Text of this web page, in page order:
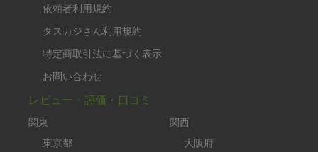
依頼者利用規約
タスカジさん利用規約
特定商取引法に基づく表示
お問い合わせ
レビュー・評価・口コミ
関東
東京都
関西
大阪府